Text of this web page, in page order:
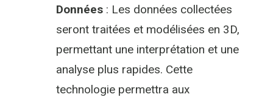
Données : Les données collectées
seront traitées et modélisées en 3D,
permettant une interprétation et une
analyse plus rapides. Cette
technologie permettra aux